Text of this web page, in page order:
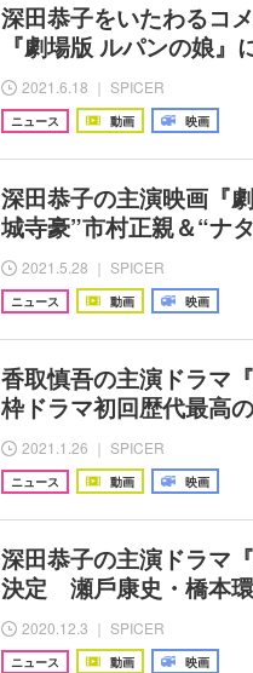
深田恭子をいたわるコ
『劇場版 ルパンの娘
2021.6.18 ｜ SPICER
ニュース 動画 映画
深田恭子の主演映画『
城寺豪”市村正親＆“ナ
2021.5.28 ｜ SPICER
ニュース 動画 映画
香取慎吾の主演ドラマ
枠ドラマ初回歴代最
2021.1.26 ｜ SPICER
ニュース 動画 映画
深⽥恭⼦の主演ドラマ
決定 瀬⼾康史・橋本
2020.12.3 ｜ SPICER
ニュース 動画 映画